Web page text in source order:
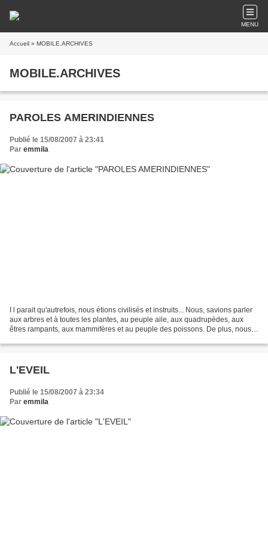
MENU
Accueil » MOBILE.ARCHIVES
MOBILE.ARCHIVES
PAROLES AMERINDIENNES
Publié le 15/08/2007 à 23:41
Par emmila
I l parait qu'autrefois, nous étions civilisés et instruits... Nous, savions parler
aux arbres et à toutes les plantes, au peuple aile, aux quadrupèdes, aux
êtres rampants, aux mammifères et au peuple des poissons. De plus, nous
L'EVEIL
Publié le 15/08/2007 à 23:34
Par emmila